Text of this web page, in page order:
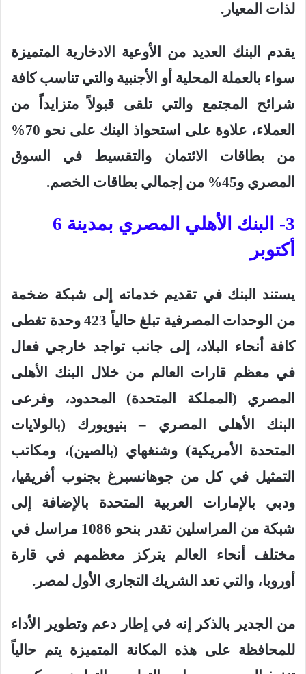
لذات المعيار .
يقدم البنك العديد من الأوعية الادخارية المتميزة
سواء بالعملة المحلية أو الأجنبية والتي تناسب كافة
شرائح المجتمع والتي تلقى قبولاً متزايداً من
العملاء، علاوة على استحواذ البنك على نحو 70%
من بطاقات الائتمان والتقسيط في السوق
المصري و45% من إجمالي بطاقات الخصم
.
3- البنك الأهلي المصري بمدينة 6
أكتوبر
يستند البنك في تقديم خدماته إلى شبكة ضخمة
من الوحدات المصرفية تبلغ حالياً 423 وحدة تغطى
كافة أنحاء البلاد، إلى جانب تواجد خارجي فعال
في معظم قارات العالم من خلال البنك الأهلى
المصري (المملكة المتحدة) المحدود، وفرعى
البنك الأهلى المصري – بنيويورك (بالولايات
المتحدة الأمريكية) وشنغهاي (بالصين)، ومكاتب
التمثيل في كل من جوهانسبرغ بجنوب أفريقيا،
ودبي بالإمارات العربية المتحدة بالإضافة إلى
شبكة من المراسلين تقدر بنحو 1086 مراسل في
مختلف أنحاء العالم يتركز معظمهم في قارة
أوروبا، والتي تعد الشريك التجارى الأول لمصر .
من الجدير بالذكر إنه في إطار دعم وتطوير الأداء
للمحافظة على هذه المكانة المتميزة يتم حالياً